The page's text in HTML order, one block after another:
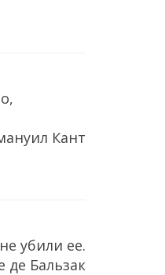
Кант
убили ее.
Бальзак